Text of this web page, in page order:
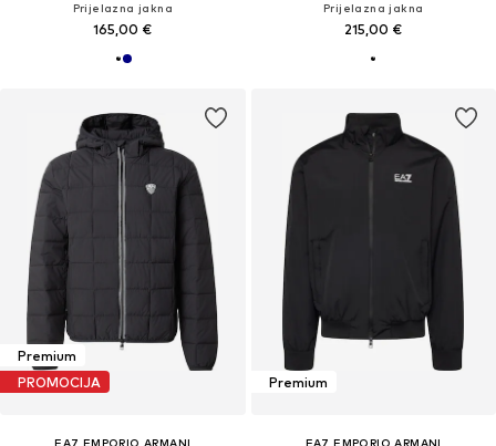
Prijelazna jakna
165,00 €
Prijelazna jakna
215,00 €
Premium
PROMOCIJA
EA7 EMPORIO ARMANI
Premium
EA7 EMPORIO ARMANI